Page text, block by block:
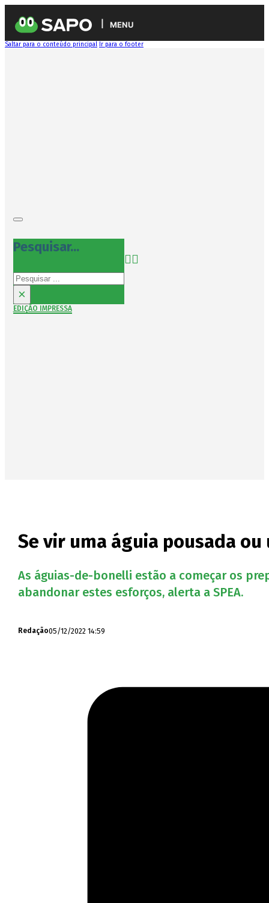
MENU
Saltar para o conteúdo principal Ir para o footer
Pesquisar...
Pesquisar
×
EDIÇÃO IMPRESSA
Se vir uma águia pousada
As águias-de-bonelli estão a começar os
abandonar estes esforços, alerta a SPEA.
Redação05/12/2022 14:59